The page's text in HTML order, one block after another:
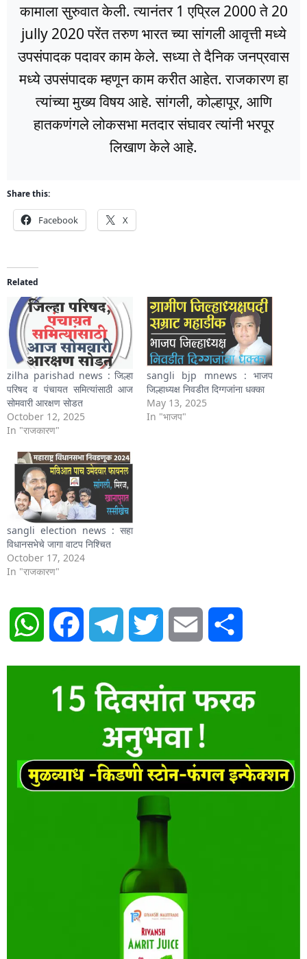
कामाला सुरुवात केली. त्यानंतर 1 एप्रिल 2000 ते 20
jully 2020 परेंत तरुण भारत च्या सांगली आवृत्ती मध्ये
उपसंपादक पदावर काम केले. सध्या ते दैनिक जनप्रवास
मध्ये उपसंपादक म्हणून काम करीत आहेत. राजकारण हा
त्यांच्या मुख्य विषय आहे. सांगली, कोल्हापूर, आणि
हातकणंगले लोकसभा मतदार संघावर त्यांनी भरपूर
लिखाण केले आहे.
Share this:
Facebook X
Related
zilha parishad news : जिल्हा
परिषद व पंचायत समित्यांसाठी आज
सोमवारी आरक्षण सोडत
October 12, 2025
In "राजकारण"
sangli bjp mnews : भाजप
जिल्हाध्यक्ष निवडीत दिग्गजांना धक्का
May 13, 2025
In "भाजप"
sangli election news : सहा
विधानसभेचे जागा वाटप निश्चित
October 17, 2024
In "राजकारण"
WhatsAppFacebook Telegram Twitter Email